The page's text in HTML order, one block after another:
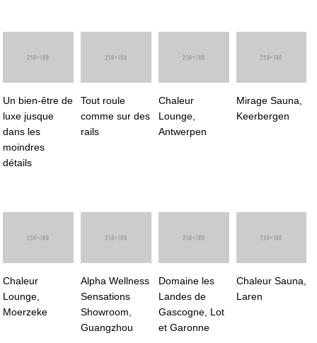
Un bien-être de
luxe jusque
dans les
moindres
détails
Tout roule
comme sur des
rails
Chaleur
Lounge,
Antwerpen
Mirage Sauna,
Keerbergen
Chaleur
Lounge,
Moerzeke
Alpha Wellness
Sensations
Showroom,
Guangzhou
Domaine les
Landes de
Gascogne, Lot
et Garonne
Chaleur Sauna,
Laren